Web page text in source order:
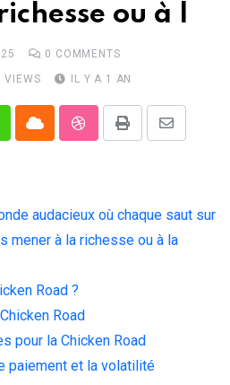
ou à l
0 COMMENTS
VIEWS IL Y A 1 AN
Cloud StumbleUpon
Print
Share
audacieux où chaque saut sur
mener à la richesse ou à la
Road ?
Road
pour la Chicken Road
paiement et la volatilité